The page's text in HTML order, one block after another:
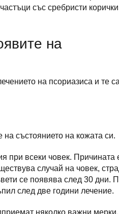
със сребристи
на
на псориазиса и те
на състоянието на кожата си.
при всеки човек. Причината
случай на човек,
се появява след 30 дни.
след две години лечение.
няколко важни мерки.